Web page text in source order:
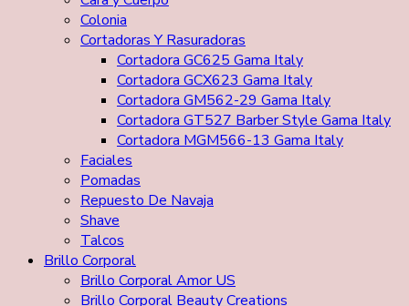
Colonia
Cortadoras Y Rasuradoras
Cortadora GC625 Gama Italy
Cortadora GCX623 Gama Italy
Cortadora GM562-29 Gama Italy
Cortadora GT527 Barber Style Gama Italy
Cortadora MGM566-13 Gama Italy
Faciales
Pomadas
Repuesto De Navaja
Shave
Talcos
Brillo Corporal
Brillo Corporal Amor US
Brillo Corporal Beauty Creations